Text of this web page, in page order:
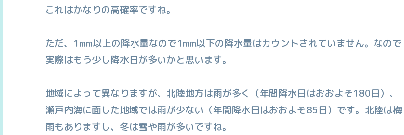
これはかなりの高確率ですね。
ただ、1mm以上の降水量なので1mm以下の降水量はカウントされていません。なので
実際はもう少し降水日が多いかと思います。
地域によって異なりますが、北陸地方は雨が多く（年間降水日はおおよそ180日）、
瀬戸内海に面した地域では雨が少ない（年間降水日はおおよそ85日）です。北陸は梅
雨もありますし、冬は雪や雨が多いですね。